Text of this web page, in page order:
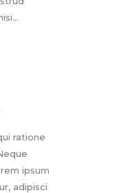
ratione
ipsum
adipisci